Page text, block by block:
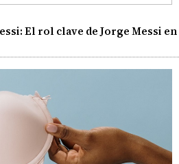
El rol clave de Jorge Messi en